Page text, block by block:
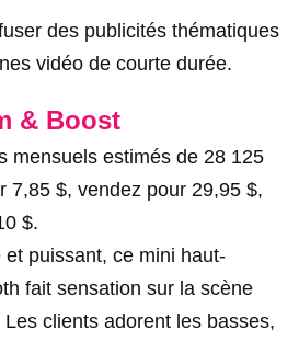
des publicités thématiques
vidéo de courte durée.
& Boost
mensuels estimés de 28 125
7,85 $, vendez pour 29,95 $,
$.
et puissant, ce mini haut-
fait sensation sur la scène
clients adorent les basses,